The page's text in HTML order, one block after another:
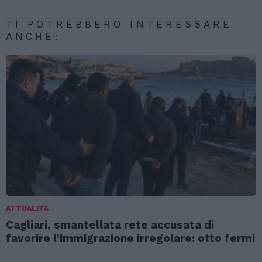
TI POTREBBERO INTERESSARE
ANCHE:
ATTUALITÀ
Cagliari, smantellata rete accusata di
favorire l’immigrazione irregolare: otto fermi